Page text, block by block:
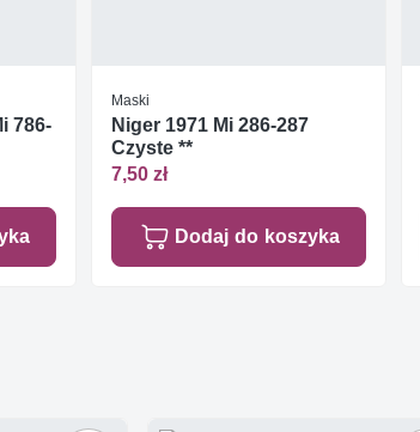
786-
Maski
Niger 1971 Mi 286-287
Czyste **
7,50 zł
Dodaj do koszyka